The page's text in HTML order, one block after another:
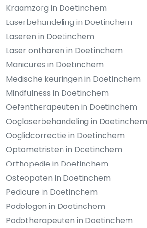
Kraamzorg in Doetinchem
Laserbehandeling in Doetinchem
Laseren in Doetinchem
Laser ontharen in Doetinchem
Manicures in Doetinchem
Medische keuringen in Doetinchem
Mindfulness in Doetinchem
Oefentherapeuten in Doetinchem
Ooglaserbehandeling in Doetinchem
Ooglidcorrectie in Doetinchem
Optometristen in Doetinchem
Orthopedie in Doetinchem
Osteopaten in Doetinchem
Pedicure in Doetinchem
Podologen in Doetinchem
Podotherapeuten in Doetinchem